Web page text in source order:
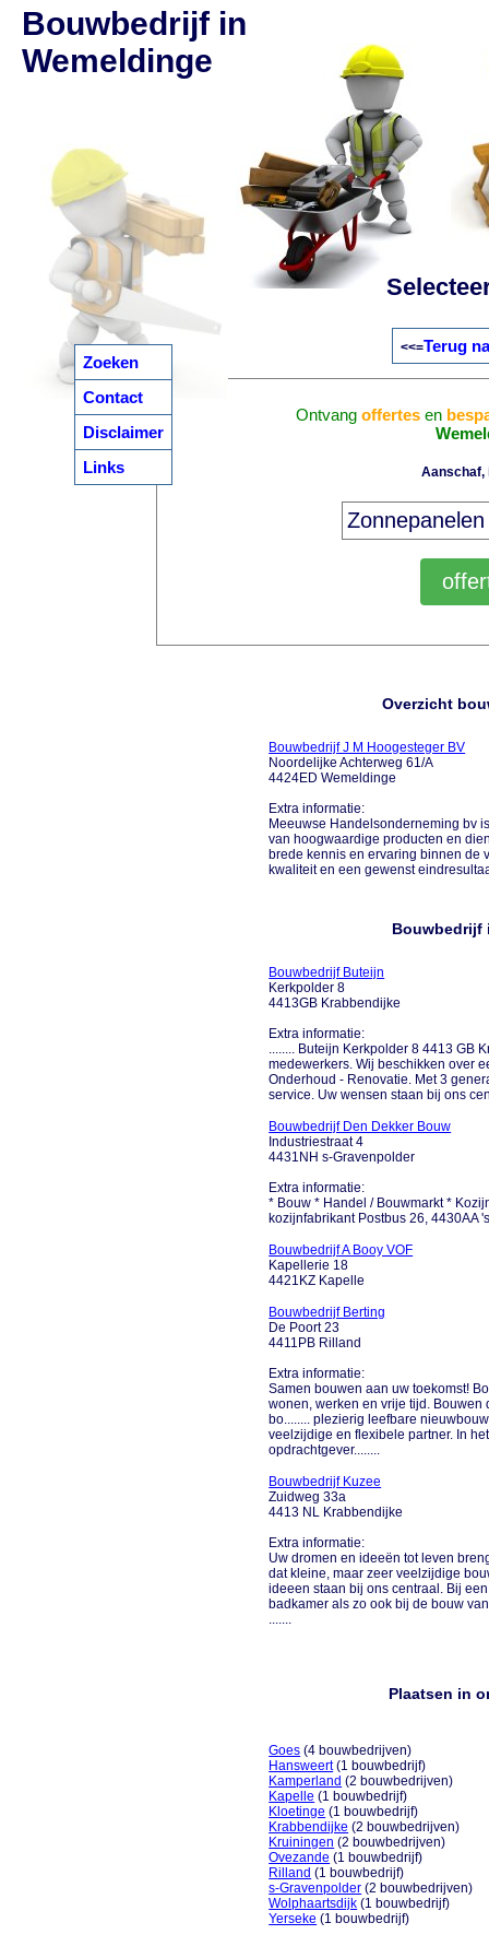
Zoeken
Contact
Disclaimer
Links
Bouwbedrijf in
Wemeldinge
<<=Terug
Ontvang offertesen
Aanschaf,
Overzicht
Bouwbedrijf J M Hoogesteger BV
Noordelijke Achterweg 61/A
4424ED Wemeldinge
Extra informatie:
Meeuwse Handelsonderneming bv
van hoogwaardige producten en
brede kennis en ervaring binnen de
kwaliteit en een gewenst
Bouwbedrijf
Bouwbedrijf Buteijn
Kerkpolder 8
4413GB Krabbendijke
Extra informatie:
........ Buteijn Kerkpolder 8 4413 GB
medewerkers. Wij beschikken over
Onderhoud - Renovatie. Met 3
service. Uw wensen staan bij ons
Bouwbedrijf Den Dekker Bouw
Industriestraat 4
4431NH s-Gravenpolder
Extra informatie:
* Bouw * Handel / Bouwmarkt *
kozijnfabrikant Postbus 26, 4430AA
Bouwbedrijf A Booy VOF
Kapellerie 18
4421KZ Kapelle
Bouwbedrijf Berting
De Poort 23
4411PB Rilland
Extra informatie:
Samen bouwen aan uw toekomst!
wonen, werken en vrije tijd. Bouwen
bo........ plezierig leefbare
veelzijdige en flexibele partner. In
opdrachtgever........
Bouwbedrijf Kuzee
Zuidweg 33a
4413 NL Krabbendijke
Extra informatie:
Uw dromen en ideeën tot leven
dat kleine, maar zeer veelzijdige
ideeen staan bij ons centraal. Bij
badkamer als zo ook bij de bouw
.......
Plaatsen in
Goes (4 bouwbedrijven)
Hansweert(1 bouwbedrijf)
Kamperland (2 bouwbedrijven)
Kapelle (1 bouwbedrijf)
Kloetinge (1 bouwbedrijf)
Krabbendijke (2 bouwbedrijven)
Kruiningen (2 bouwbedrijven)
Ovezande (1 bouwbedrijf)
Rilland (1 bouwbedrijf)
s-Gravenpolder (2 bouwbedrijven)
Wolphaartsdijk (1 bouwbedrijf)
Yerseke (1 bouwbedrijf)